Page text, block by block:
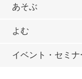
あそぶ
よむ
イベント・セミナ